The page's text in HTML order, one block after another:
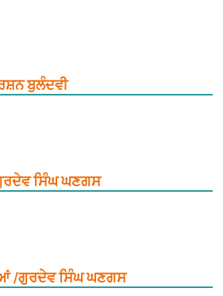
ਬੁਲੰਦਵੀ
ਸਿੰਘ ਘਣਗਸ
/ਗੁਰਦੇਵ ਸਿੰਘ ਘਣਗਸ